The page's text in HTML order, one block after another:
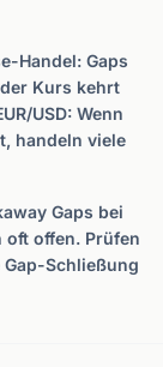
Handel: Gaps
Kurs kehrt
USD: Wenn
handeln viele
Gaps bei
offen. Prüfen
Schließung